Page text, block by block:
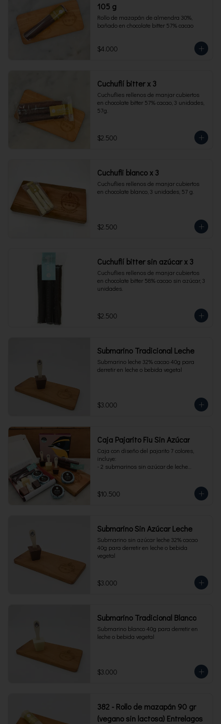
105 g
Rollo de mazapán de almendra 30%,
bañado en chocolate bitter 57% cacao
$4.000
Cuchuflí bitter x 3
Cuchuflies rellenos de manjar cubiertos
en chocolate bitter 57% cacao, 3 unidades,
57g.
$2.500
Cuchufli blanco x 3
Cuchuflies rellenos de manjar cubiertos
en chocolate blanco, 3 unidades, 57 g.
$2.500
Cuchuflí bitter sin azúcar x 3
Cuchuflies rellenos de manjar cubiertos
en chocolate bitter 58% cacao sin azúcar, 3
unidades.
$2.500
Submarino Tradicional Leche
Submarino leche 32% cacao 40g para
derretir en leche o bebida vegetal
$3.000
Caja Pajarito Fiu Sin Azúcar
Caja con diseño del pajarito 7 colores,
incluye:
- 2 submarinos sin azúcar de leche
$10.500
Submarino Sin Azúcar Leche
Submarino sin azúcar leche 32% cacao
40g para derretir en leche o bebida
vegetal
$3.000
Submarino Tradicional Blanco
Submarino blanco 40g para derretir en
leche o bebida vegetal
$3.000
382 - Rollo de mazapán 90 gr
(vegano sin lactosa) Entrelagos